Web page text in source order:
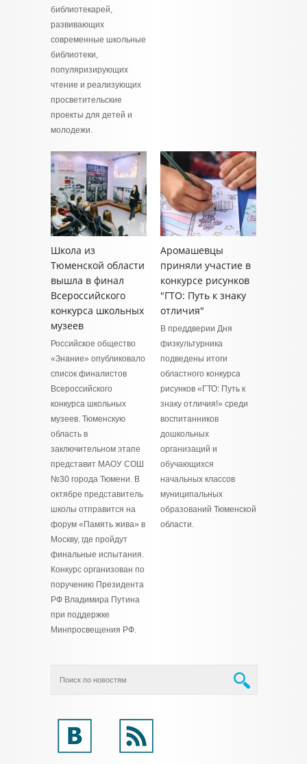
библиотекарей,
развивающих
современные школьные
библиотеки,
популяризирующих
чтение и реализующих
просветительские
проекты для детей и
молодежи.
Школа из
Тюменской области
вышла в финал
Всероссийского
конкурса школьных
музеев
Российское общество
«Знание» опубликовало
список финалистов
Всероссийского
конкурса школьных
музеев. Тюменскую
область в
заключительном этапе
представит МАОУ СОШ
№30 города Тюмени. В
октябре представитель
школы отправится на
форум «Память жива» в
Москву, где пройдут
финальные испытания.
Конкурс организован по
поручению Президента
РФ Владимира Путина
при поддержке
Минпросвещения РФ.
Аромашевцы
приняли участие в
конкурсе рисунков
"ГТО: Путь к знаку
отличия"
В преддверии Дня
физкультурника
подведены итоги
областного конкурса
рисунков «ГТО: Путь к
знаку отличия!» среди
воспитанников
дошкольных
организаций и
обучающихся
начальных классов
муниципальных
образований Тюменской
области.